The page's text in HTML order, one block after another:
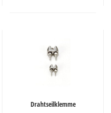
Drahtseilklemme